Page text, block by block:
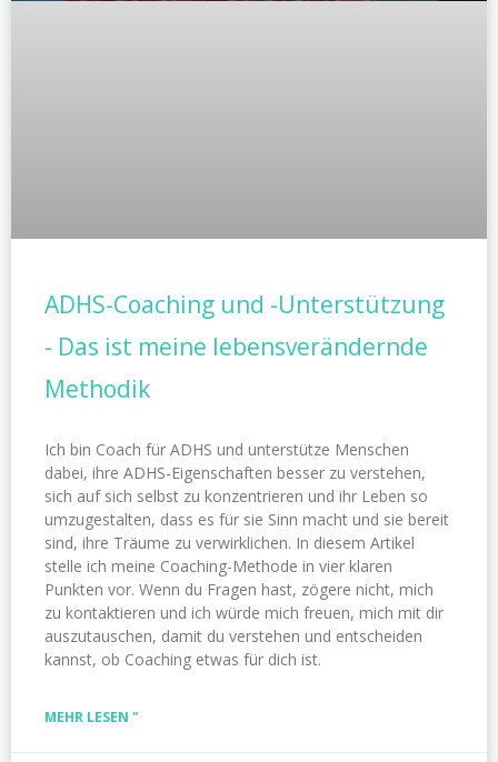
ADHS-Coaching und -Unterstützung
- Das ist meine lebensverändernde
Methodik
Ich bin Coach für ADHS und unterstütze Menschen
dabei, ihre ADHS-Eigenschaften besser zu verstehen,
sich auf sich selbst zu konzentrieren und ihr Leben so
umzugestalten, dass es für sie Sinn macht und sie bereit
sind, ihre Träume zu verwirklichen. In diesem Artikel
stelle ich meine Coaching-Methode in vier klaren
Punkten vor. Wenn du Fragen hast, zögere nicht, mich
zu kontaktieren und ich würde mich freuen, mich mit dir
auszutauschen, damit du verstehen und entscheiden
kannst, ob Coaching etwas für dich ist.
MEHR LESEN "